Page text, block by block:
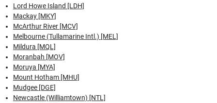
Lord Howe Island [LDH]
Mackay [MKY]
McArthur River [MCV]
Melbourne (Tullamarine Intl.) [MEL]
Mildura [MQL]
Moranbah [MOV]
Moruya [MYA]
Mount Hotham [MHU]
Mudgee [DGE]
Newcastle (Williamtown) [NTL]